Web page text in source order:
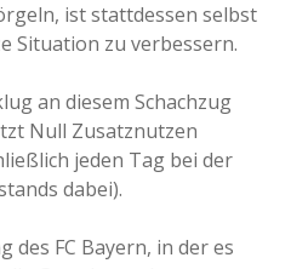
ist stattdessen selbst
Situation zu verbessern.
an diesem Schachzug
Null Zusatznutzen
jeden Tag bei der
dabei).
des FC Bayern, in der es